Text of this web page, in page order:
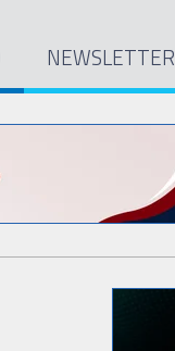
NEWSLETTER